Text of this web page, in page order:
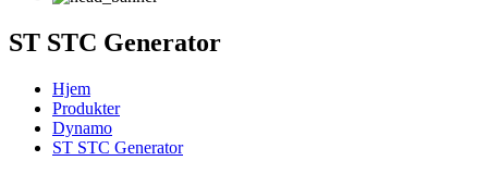
ST STC Generator
Hjem
Produkter
Dynamo
ST STC Generator